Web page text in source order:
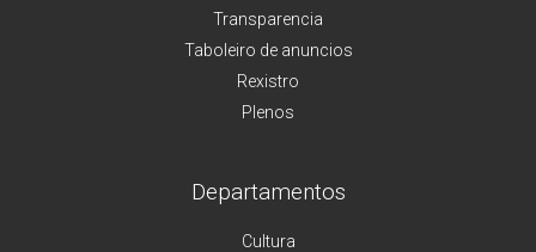
Transparencia
Taboleiro de anuncios
Rexistro
Plenos
Departamentos
Cultura